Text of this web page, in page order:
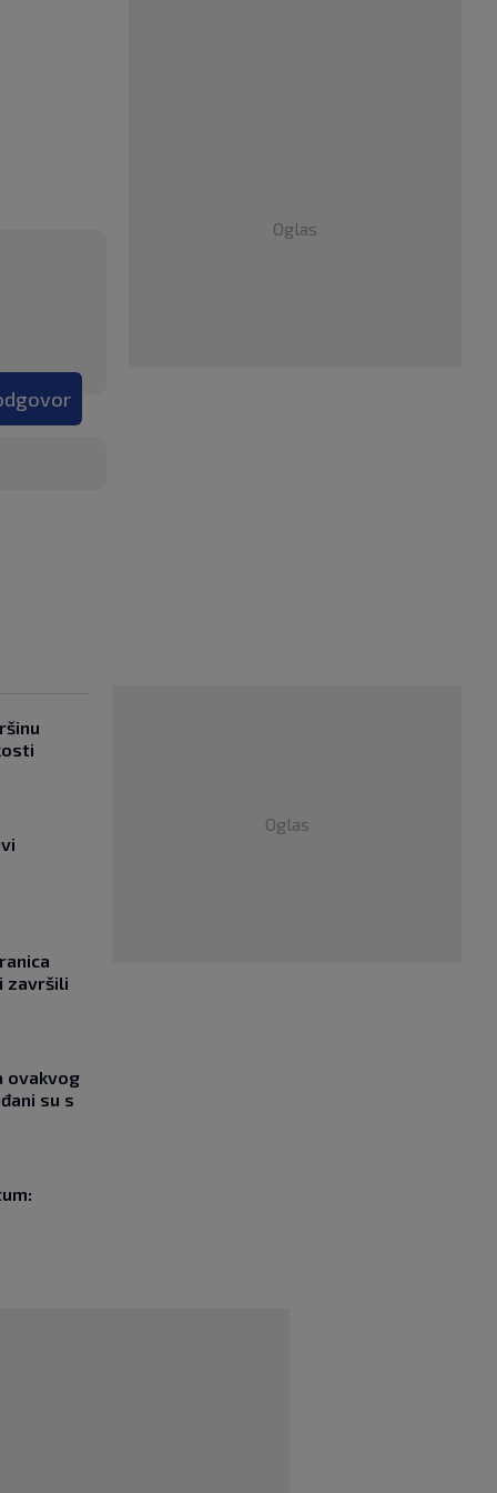
Oglas
završili
ovakvog
su s
Oglas